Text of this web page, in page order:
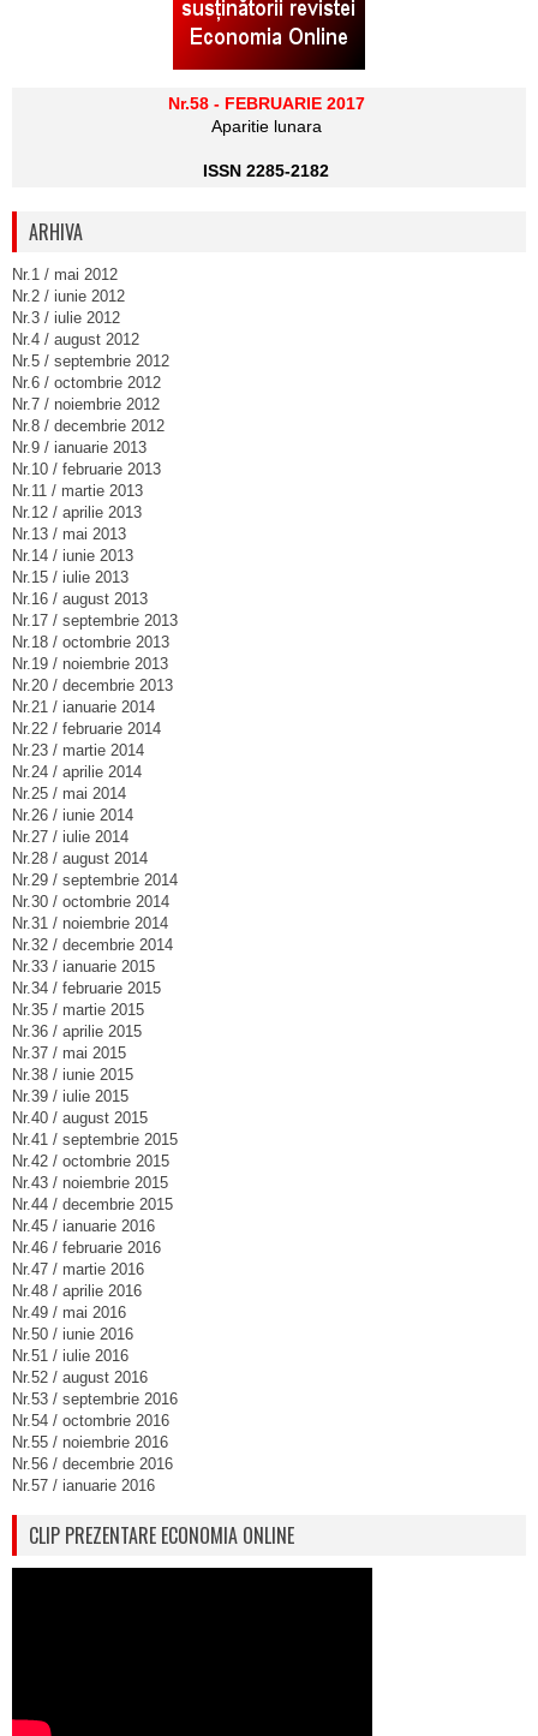
Nr.58 - FEBRUARIE 2017
Aparitie lunara
ISSN 2285-2182
ARHIVA
Nr.1 / mai 2012
Nr.2 / iunie 2012
Nr.3 / iulie 2012
Nr.4 / august 2012
Nr.5 / septembrie 2012
Nr.6 / octombrie 2012
Nr.7 / noiembrie 2012
Nr.8 / decembrie 2012
Nr.9 / ianuarie 2013
Nr.10 / februarie 2013
Nr.11 / martie 2013
Nr.12 / aprilie 2013
Nr.13 / mai 2013
Nr.14 / iunie 2013
Nr.15 / iulie 2013
Nr.16 / august 2013
Nr.17 / septembrie 2013
Nr.18 / octombrie 2013
Nr.19 / noiembrie 2013
Nr.20 / decembrie 2013
Nr.21 / ianuarie 2014
Nr.22 / februarie 2014
Nr.23 / martie 2014
Nr.24 / aprilie 2014
Nr.25 / mai 2014
Nr.26 / iunie 2014
Nr.27 / iulie 2014
Nr.28 / august 2014
Nr.29 / septembrie 2014
Nr.30 / octombrie 2014
Nr.31 / noiembrie 2014
Nr.32 / decembrie 2014
Nr.33 / ianuarie 2015
Nr.34 / februarie 2015
Nr.35 / martie 2015
Nr.36 / aprilie 2015
Nr.37 / mai 2015
Nr.38 / iunie 2015
Nr.39 / iulie 2015
Nr.40 / august 2015
Nr.41 / septembrie 2015
Nr.42 / octombrie 2015
Nr.43 / noiembrie 2015
Nr.44 / decembrie 2015
Nr.45 / ianuarie 2016
Nr.46 / februarie 2016
Nr.47 / martie 2016
Nr.48 / aprilie 2016
Nr.49 / mai 2016
Nr.50 / iunie 2016
Nr.51 / iulie 2016
Nr.52 / august 2016
Nr.53 / septembrie 2016
Nr.54 / octombrie 2016
Nr.55 / noiembrie 2016
Nr.56 / decembrie 2016
Nr.57 / ianuarie 2016
CLIP PREZENTARE ECONOMIA ONLINE